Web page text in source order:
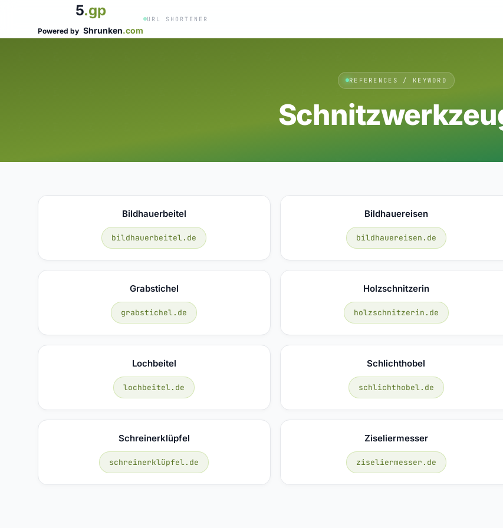
5.gp
Powered by Shrunken.com
URL SHORTENER
REFERENCES / KEYWORD
Bildhauerbeitel
bildhauerbeitel.de
Bildhauereisen
bildhauereisen.de
Grabstichel
grabstichel.de
Holzschnitzerin
holzschnitzerin.de
Lochbeitel
lochbeitel.de
Schlichthobel
schlichthobel.de
Schreinerklüpfel
schreinerklüpfel.de
Ziseliermesser
ziseliermesser.de